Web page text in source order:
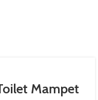
Mampet